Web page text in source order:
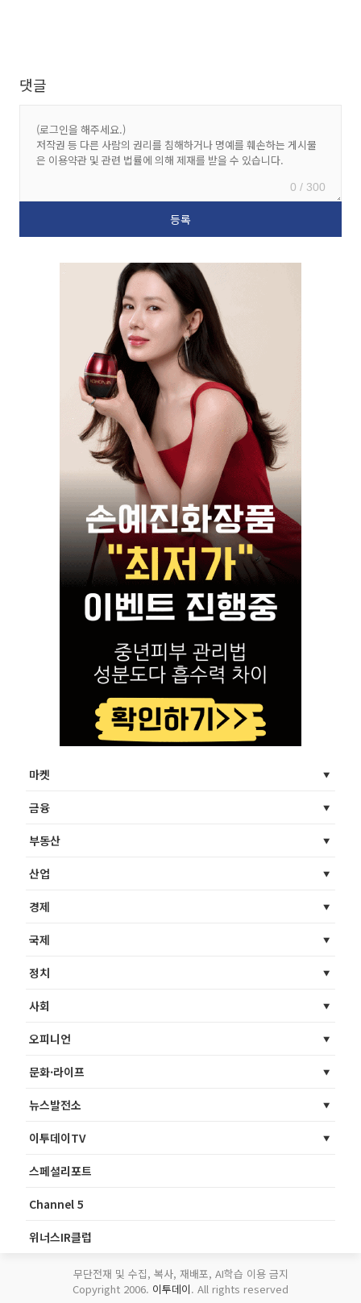
댓글
0 / 300
마켓
금융
부동산
산업
경제
국제
정치
사회
오피니언
문화·라이프
뉴스발전소
이투데이TV
스페셜리포트
Channel 5
위너스IR클럽
무단전재 및 수집, 복사, 재배포, AI학습 이용 금지
Copyright 2006. 이투데이. All rights reserved